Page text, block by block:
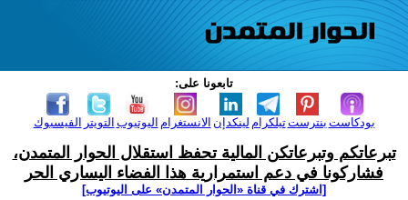
تابعونا على:
الفيسبوك التويتر اليوتيوب الانستغرام لينكدإن تيلكرامبنترست بودكاست
تبرعاتكم وتبرعاتكن المالية تحفظ استقلال الحوار المتمدن،
فشاركونا في دعم استمرارية هذا الفضاء اليساري الحر
[اشترك في قناة ‫«الحوار المتمدن» على اليوتيوب]